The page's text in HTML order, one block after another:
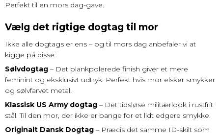
Perfekt til en mors dag-gave.
Vælg det rigtige dogtag til mor
Ikke alle dogtags er ens – og til mors dag anbefaler vi at
kigge på disse:
Sølvdogtag – Det blankpolerede finish giver et mere
feminint og eksklusivt udtryk. Perfekt hvis mor elsker smykker
og sølvfarvet metal.
Klassisk US Army dogtag – Det tidsløse militærlook i rustfrit
stål. Til den mor, der ikke er bange for et lidt edgere smykke.
Originalt Dansk Dogtag – Præcis det samme ID-skilt som